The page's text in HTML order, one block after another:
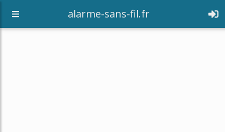
alarme-sans-fil.fr